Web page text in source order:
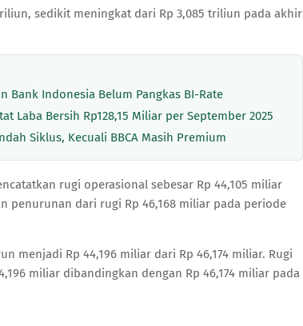
sedikit meningkat dari Rp 3,085 triliun pada akhir
Bank Indonesia Belum Pangkas BI-Rate
Laba Bersih Rp128,15 Miliar per September 2025
Siklus, Kecuali BBCA Masih Premium
rugi operasional sebesar Rp 44,105 miliar
penurunan dari rugi Rp 46,168 miliar pada periode
menjadi Rp 44,196 miliar dari Rp 46,174 miliar. Rugi
miliar dibandingkan dengan Rp 46,174 miliar pada